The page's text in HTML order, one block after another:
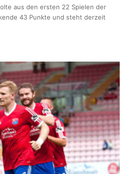
aus den ersten 22 Spielen der
43 Punkte und steht derzeit